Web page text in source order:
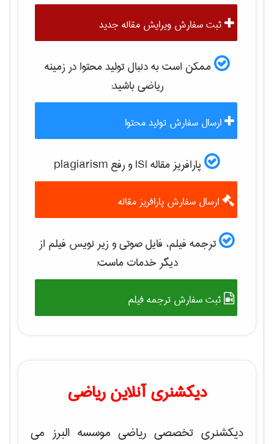
ثبت سفارش ویرایش مقاله جدید
ممکن است به دنبال تولید محتوا در زمینه
رياضیباشید:
ارسال سفارش تولید محتوا
پارافریز مقاله ISI و رفع plagiarism
ارسال سفارش پارافریز مقاله
ترجمه فیلم، فایل صوتی و زیر نویس فیلم از
دیگر خدمات ماست:
ثبت سفارش ترجمه فیلم
دیکشنری آنلاین ریاضی
دیکشنری تخصصی ریاضی موسسه البرز می